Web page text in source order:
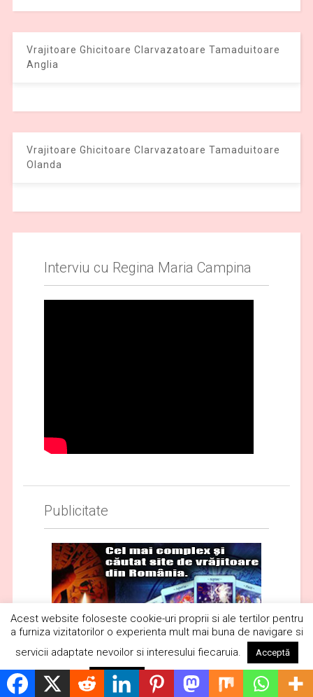
Vrajitoare Ghicitoare Clarvazatoare Tamaduitoare
Anglia
Vrajitoare Ghicitoare Clarvazatoare Tamaduitoare
Olanda
Interviu cu Regina Maria Campina
Publicitate
Acest website foloseste cookie-uri proprii si ale tertilor pentru
a furniza vizitatorilor o experienta mult mai buna de navigare si
servicii adaptate nevoilor si interesului fiecaruia.
Acceptă
Respinge Citește mai mult